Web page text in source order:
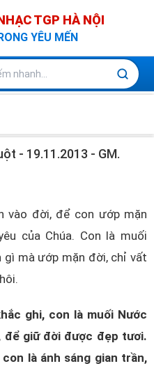
TGP HÀ NỘI
YÊU MẾN
- 19.11.2013 - GM.
vào đời, để con ướp mặn
của Chúa. Con là muối
mà ướp mặn đời, chỉ vất
ghi, con là muối Nước
để giữ đời được đẹp tươi.
là ánh sáng gian trần,